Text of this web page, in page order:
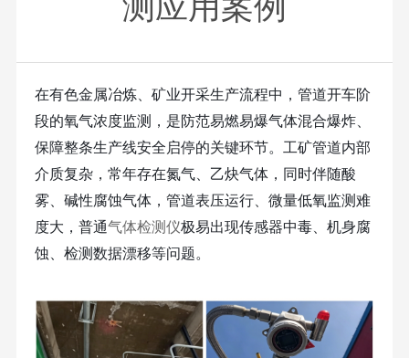
在有色金属冶炼、矿业开采生产流程中，管道开车阶
段的氧气浓度监测，是防范易燃易爆气体混合爆炸、
保障整条生产线安全启停的关键环节。工矿管道内部
介质复杂，常年存在氮气、乙炔气体，同时伴随酸
雾、碱性腐蚀气体，管道表压运行、微量低氧监测难
度大，普通气体检测仪极易出现传感器中毒、机身腐
蚀、检测数据漂移等问题。